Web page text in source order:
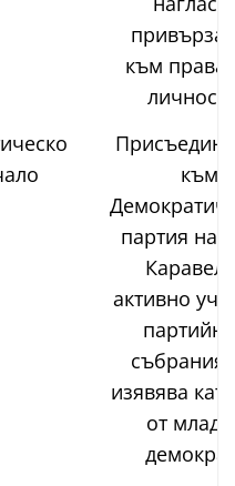
към
към
партия на
активно
събрания
изявява
от